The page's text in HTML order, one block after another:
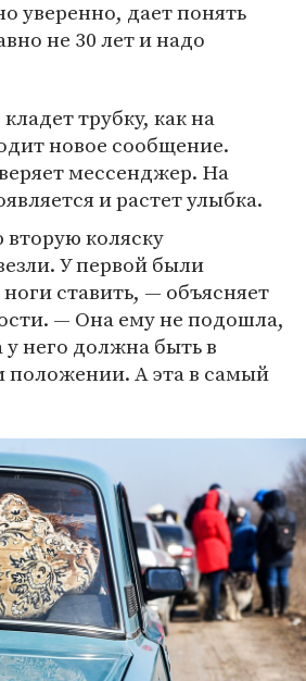
уверенно, дает понять
не 30 лет и надо
трубку, как на
новое сообщение.
мессенджер. На
и растет улыбка.
коляску
У первой были
ставить, — объясняет
— Она ему не подошла,
него должна быть в
положении. А эта в самый